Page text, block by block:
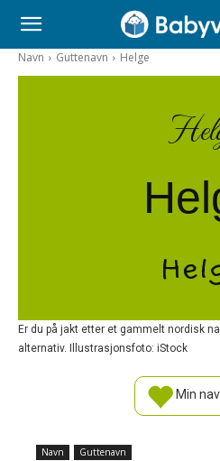
Navn Guttenavn Helge
Er du på jakt etter et gammelt nordisk
alternativ. Illustrasjonsfoto: iStock
Min
Navn Guttenavn